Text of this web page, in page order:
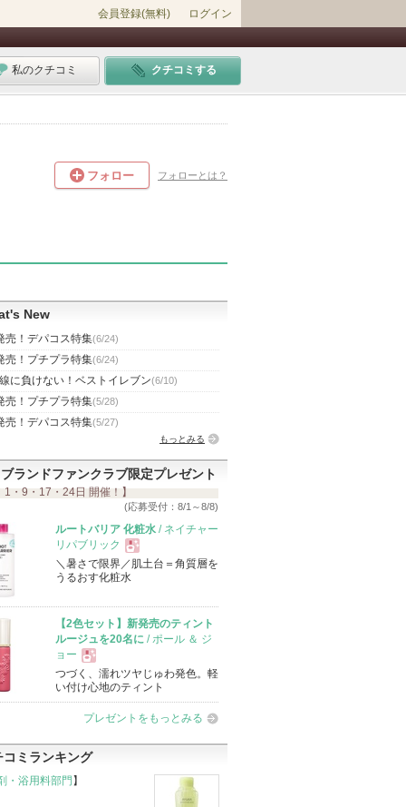
会員登録(無料) ログイン
私のクチコミ クチコミする
フォロー フォローとは？
New
売！デパコス特集(6/24)
売！プチプラ特集(6/24)
に負けない！ベストイレブン(6/10)
売！プチプラ特集(5/28)
売！デパコス特集(5/27)
もっとみる
ブランドファンクラブ限定プレゼント
1・9・17・24日 開催！】
(応募受付：8/1～8/8)
ルートバリア 化粧水 / ネイチャー
リパブリック
現
品
＼暑さで限界／肌土台＝角質層を
うるおす化粧水
【2色セット】新発売のティント
ルージュを20名に / ポール ＆ ジ
ョー
現
品
つづく、濡れツヤじゅわ発色。軽
い付け心地のティント
プレゼントをもっとみる
コミランキング
・浴用料部門 】